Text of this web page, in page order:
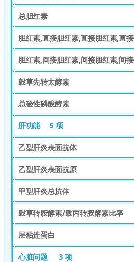
总胆红素
胆红素,直接胆红素,直接胆红素,直接
胆红素,间接胆红素,间接胆红素,间接
穀草先转太酵素
总硷性磷酸酵素
肝功能 5 项
乙型肝炎表面抗体
乙型肝炎表面抗原
甲型肝炎总抗体
穀草转胺酵素/穀丙转胺酵素比率
层粘连蛋白
心脏问题 3 项